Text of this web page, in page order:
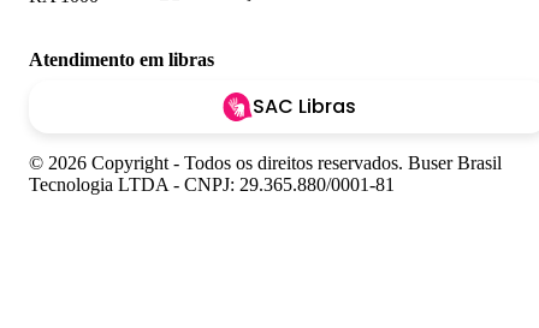
Atendimento em libras
SAC Libras
© 2026 Copyright - Todos os direitos reservados. Buser Brasil
Tecnologia LTDA - CNPJ: 29.365.880/0001-81